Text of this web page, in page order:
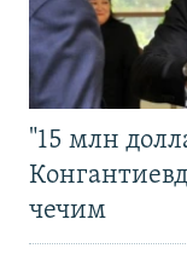
"15 млн
чечим